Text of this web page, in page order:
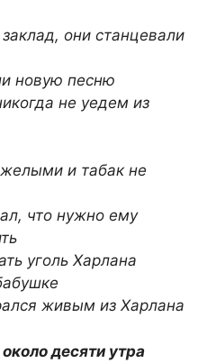
они станцевали
новую песню
не уедем из
и табак не
что нужно ему
уголь Харлана
живым из Харлана
десяти утра